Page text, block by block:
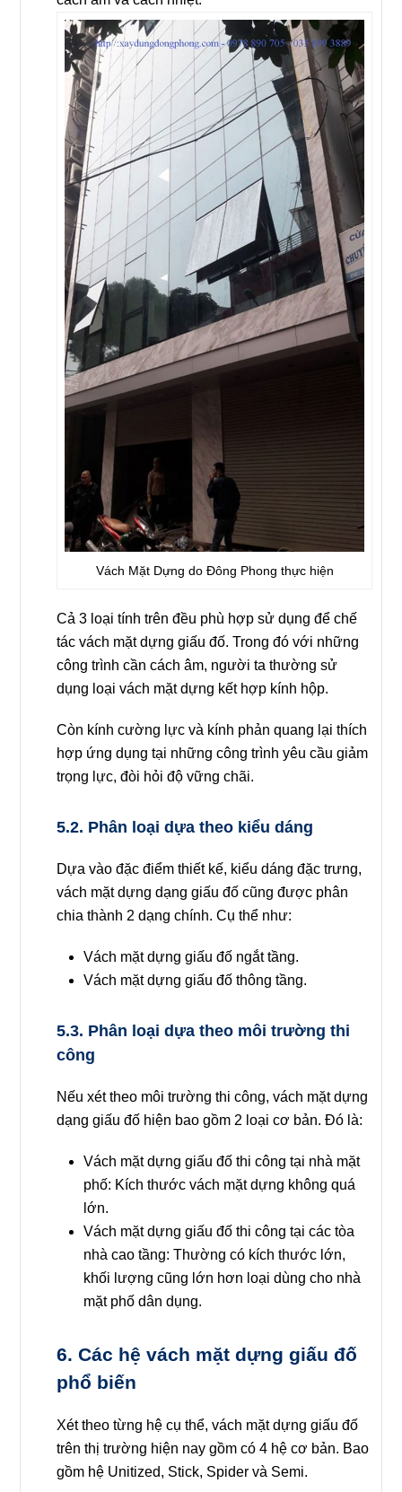
Vách Mặt Dựng do Đông Phong thực hiện
Cả 3 loại tính trên đều phù hợp sử dụng để chế
tác vách mặt dựng giấu đố. Trong đó với những
công trình cần cách âm, người ta thường sử
dụng loại vách mặt dựng kết hợp kính hộp.
Còn kính cường lực và kính phản quang lại thích
hợp ứng dụng tại những công trình yêu cầu giảm
trọng lực, đòi hỏi độ vững chãi.
5.2. Phân loại dựa theo kiểu dáng
Dựa vào đặc điểm thiết kế, kiểu dáng đặc trưng,
vách mặt dựng dạng giấu đố cũng được phân
chia thành 2 dạng chính. Cụ thể như:
Vách mặt dựng giấu đố ngắt tầng.
Vách mặt dựng giấu đố thông tầng.
5.3. Phân loại dựa theo môi trường thi
công
Nếu xét theo môi trường thi công, vách mặt dựng
dạng giấu đố hiện bao gồm 2 loại cơ bản. Đó là:
Vách mặt dựng giấu đố thi công tại nhà mặt
phố: Kích thước vách mặt dựng không quá
lớn.
Vách mặt dựng giấu đố thi công tại các tòa
nhà cao tầng: Thường có kích thước lớn,
khối lượng cũng lớn hơn loại dùng cho nhà
mặt phố dân dụng.
6. Các hệ vách mặt dựng giấu đố
phổ biến
Xét theo từng hệ cụ thể, vách mặt dựng giấu đố
trên thị trường hiện nay gồm có 4 hệ cơ bản. Bao
gồm hệ Unitized, Stick, Spider và Semi.